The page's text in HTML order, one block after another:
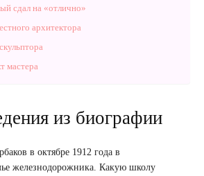
сдал на «отлично»
архитектора
мастера
из биографии
в октябре 1912 года в
железнодорожника. Какую школу